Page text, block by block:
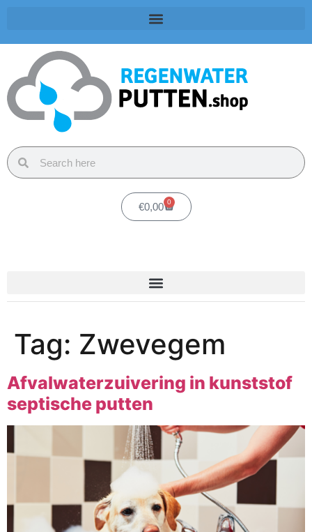
€0,00 0
Tag: Zwevegem
Afvalwaterzuivering in kunststof
septische putten